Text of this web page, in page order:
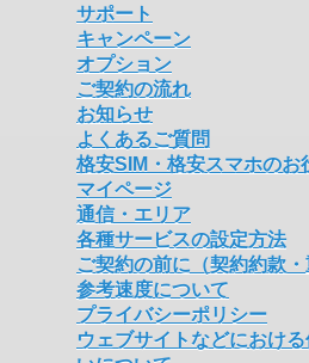
サポート
キャンペーン
オプション
ご契約の流れ
お知らせ
よくあるご質問
格安SIM・格安スマホのお
マイページ
通信・エリア
各種サービスの設定方法
ご契約の前に（契約約款・
参考速度について
プライバシーポリシー
ウェブサイトなどにおけ